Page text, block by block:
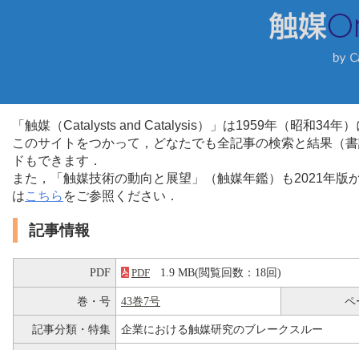
「触媒（Catalysts and Catalysis）」は1959年（昭和34年
このサイトをつかって，どなたでも全記事の検索と結果（
ドもできます．
また，「触媒技術の動向と展望」（触媒年鑑）も2021年
はこちら をご参照ください．
記事情報
PDF PDF 1.9 MB(閲覧回数：18回)
巻・号 43巻7号 ペ
記事分類・特集 企業における触媒研究のブレークスルー